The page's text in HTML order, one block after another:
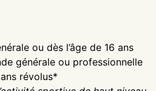
ou dès l’âge de 16 ans
générale ou professionnelle
révolus*